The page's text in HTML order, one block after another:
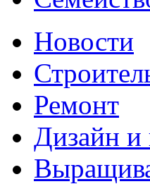
Новости
Ремонт
Дизайн и